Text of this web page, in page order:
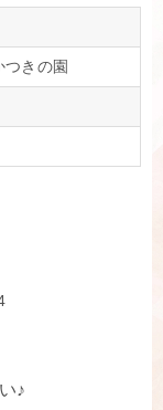
きの園
♪